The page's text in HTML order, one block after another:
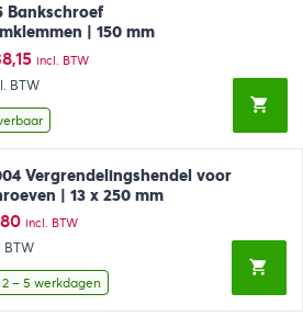
Bankschroef
| 150 mm
Huidige
prijs
is:
€38,15.
incl. BTW
BTW
Vergrendelingshendel voor
| 13 x 250 mm
Huidige
prijs
is:
€4,80.
incl. BTW
BTW
– 5 werkdagen